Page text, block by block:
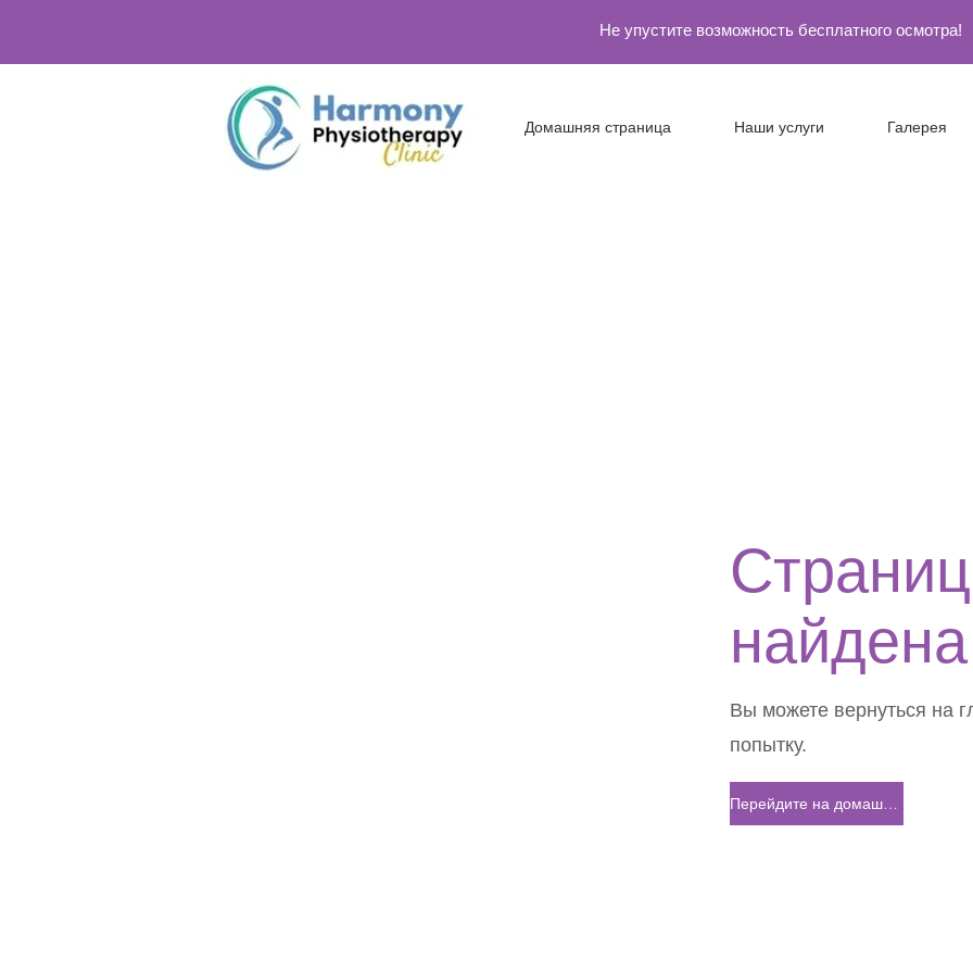
Не упустите возможность бесплатного осмотра!
Домашняя страница Наши услуги Галерея
найдена
Вы можете вернуться на
попытку.
Перейдите на домашнюю страницу